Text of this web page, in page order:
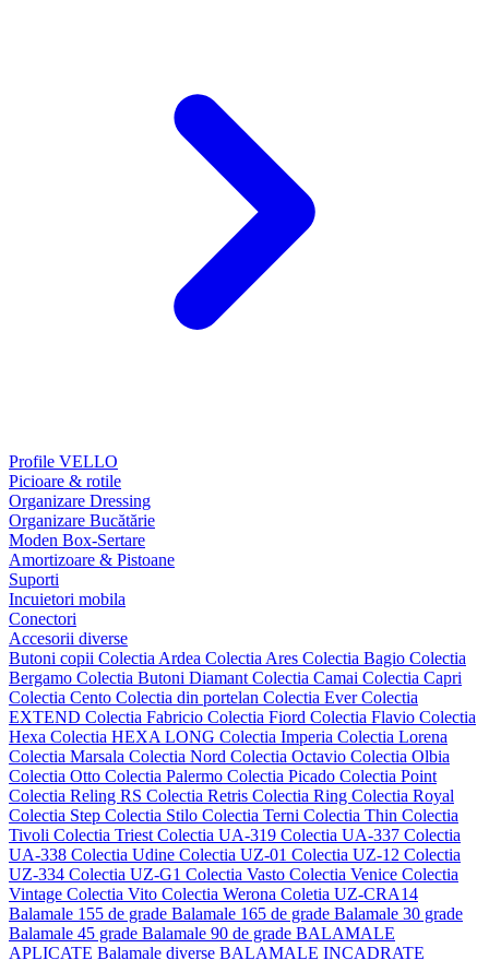
Profile VELLO
Picioare & rotile
Organizare Dressing
Organizare Bucătărie
Moden Box-Sertare
Amortizoare & Pistoane
Suporti
Incuietori mobila
Conectori
Accesorii diverse
Butoni copii Colectia Ardea Colectia Ares Colectia Bagio Colectia
Bergamo Colectia Butoni Diamant Colectia Camai Colectia Capri
Colectia Cento Colectia din portelan Colectia EverColectia
EXTEND Colectia Fabricio Colectia Fiord Colectia Flavio Colectia
Hexa Colectia HEXA LONG Colectia Imperia Colectia Lorena
Colectia Marsala Colectia Nord Colectia Octavio Colectia Olbia
Colectia Otto Colectia Palermo Colectia Picado Colectia Point
Colectia Reling RS Colectia Retris Colectia Ring Colectia Royal
Colectia Step Colectia Stilo Colectia Terni Colectia Thin Colectia
Tivoli Colectia Triest Colectia UA-319 Colectia UA-337 Colectia
UA-338 Colectia Udine Colectia UZ-01 Colectia UZ-12 Colectia
UZ-334 Colectia UZ-G1 Colectia Vasto Colectia Venice Colectia
Vintage Colectia Vito Colectia Werona Coletia UZ-CRA14
Balamale 155 de grade Balamale 165 de grade Balamale 30 grade
Balamale 45 grade Balamale 90 de grade BALAMALE
APLICATE Balamale diverse BALAMALE INCADRATE